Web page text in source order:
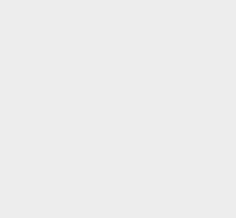
en Youtube: